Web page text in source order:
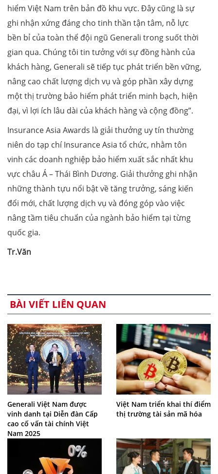
hiểm Việt Nam trên bản đồ khu vực. Đây cũng là sự
ghi nhận xứng đáng cho tinh thần tận tâm, nỗ lực
bền bỉ của toàn thể đội ngũ Generali trong suốt thời
gian qua. Chúng tôi tin tưởng với sự đồng hành của
khách hàng, Generali sẽ tiếp tục phát triển bền vững,
nâng cao chất lượng dịch vụ và góp phần xây dựng
một thị trường bảo hiểm phát triển minh bạch, hiện
đại, vì lợi ích lâu dài của khách hàng và cộng đồng”.
Insurance Asia Awards là giải thưởng uy tín thường
niên do tạp chí Insurance Asia tổ chức, nhằm tôn
vinh các doanh nghiệp bảo hiểm xuất sắc nhất khu
vực châu Á – Thái Bình Dương. Giải thưởng ghi nhận
những thành tựu nổi bật về tăng trưởng, sáng kiến
đổi mới, chất lượng dịch vụ và đóng góp vào việc
nâng tầm tiêu chuẩn của ngành bảo hiểm tại từng
quốc gia.
Tr.Văn
BÀI VIẾT LIÊN QUAN
Generali Việt Nam được
vinh danh tại Diễn đàn Cấp
cao cố vấn tài chính Việt
Nam 2025
Việt Nam triển khai thí điểm
thị trường tài sản mã hóa